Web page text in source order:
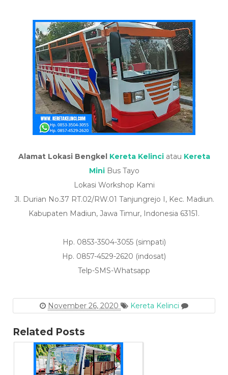
Alamat Lokasi Bengkel Kereta Kelinciatau Kereta
MiniBus Tayo
Lokasi Workshop Kami
Jl. Durian No.37 RT.02/RW.01 Tanjungrejo I, Kec. Madiun.
Kabupaten Madiun, Jawa Timur, Indonesia 63151.
Hp. 0853-3504-3055 (simpati)
Hp. 0857-4529-2620 (indosat)
Telp-SMS-Whatsapp
November 26, 2020 Kereta Kelinci
Related Posts